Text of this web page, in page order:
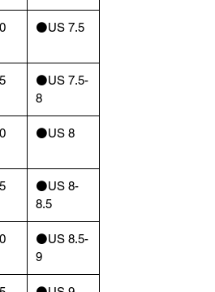
⚫️US 7.5
⚫️US 7.5-
8
⚫️US 8
⚫️US 8-
8.5
⚫️US 8.5-
9